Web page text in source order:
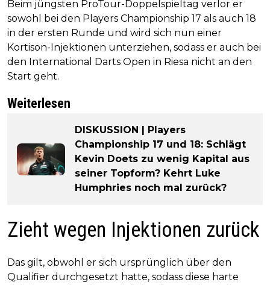
Beim jüngsten ProTour-Doppelspieltag verlor er
sowohl bei den Players Championship 17 als auch 18
in der ersten Runde und wird sich nun einer
Kortison-Injektionen unterziehen, sodass er auch bei
den International Darts Open in Riesa nicht an den
Start geht.
Weiterlesen
DISKUSSION | Players
Championship 17 und 18: Schlägt
Kevin Doets zu wenig Kapital aus
seiner Topform? Kehrt Luke
Humphries noch mal zurück?
Zieht wegen Injektionen zurück
Das gilt, obwohl er sich ursprünglich über den
Qualifier durchgesetzt hatte, sodass diese harte